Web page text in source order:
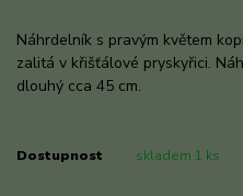
Náhrdelník s pravým květem
zalitá v křišťálové pryskyřici.
dlouhý cca 45 cm.
Dostupnost skladem 1 ks